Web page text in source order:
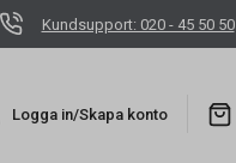
Kundsupport: 020 - 45 50 50
Logga in/Skapa konto